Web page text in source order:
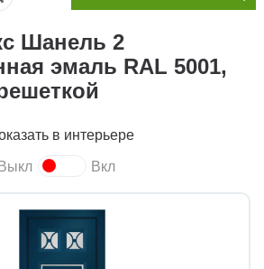
Шанель 2
эмаль RAL 5001,
в интерьере
Выкл Вкл